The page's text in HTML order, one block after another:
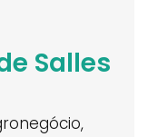
Salles